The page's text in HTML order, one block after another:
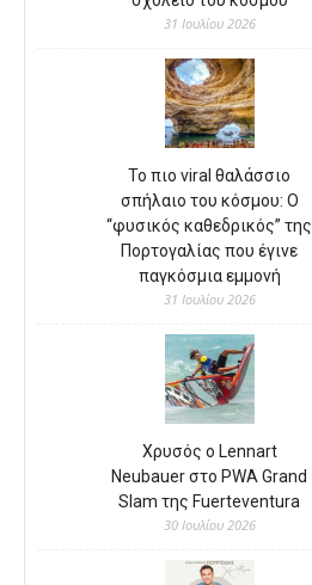
31 Ιουλίου 2026
Το πιο viral θαλάσσιο
σπήλαιο του κόσμου: Ο
“φυσικός καθεδρικός” της
Πορτογαλίας που έγινε
παγκόσμια εμμονή
31 Ιουλίου 2026
Χρυσός ο Lennart
Neubauer στο PWA Grand
Slam της Fuerteventura
30 Ιουλίου 2026